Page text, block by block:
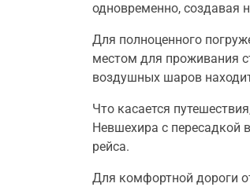
одновременно, создавая
Для полноценного
местом для проживания
воздушных шаров
Что касается
Невшехира с пересадкой
рейса.
Для комфортной дороги